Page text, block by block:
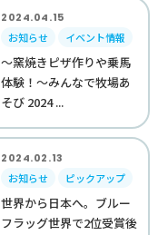
2024.04.15
お知らせ
イベント情報
～窯焼きピザ作りや乗馬
体験！～みんなで牧場あ
そび 2024 ...
2024.02.13
お知らせ
ピックアップ
世界から日本へ。ブルー
フラッグ世界で2位受賞後